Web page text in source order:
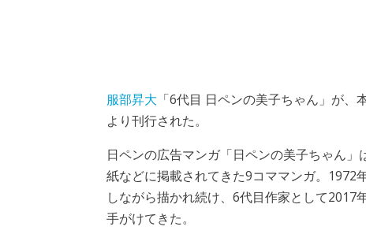
服部昇大 「6代目 日ペンの美子ちゃん」が、
より刊行された。
日ペンの広告マンガ「日ペンの美子ちゃん」
紙などに掲載されてきた9コママンガ。1972
しながら描かれ続け、6代目作家として2017
手がけてきた。